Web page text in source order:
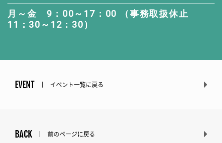
月～金 9：00～17：00 （事務取扱休止
11：30～12：30）
EVENT イベント一覧に戻る
BACK 前のページに戻る